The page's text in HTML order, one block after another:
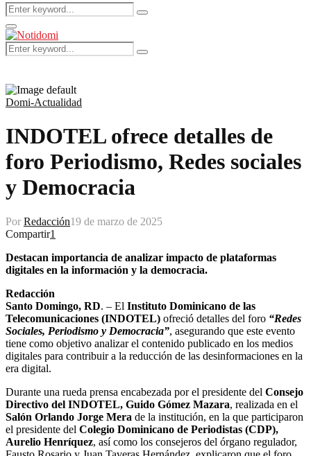
Search
for:
Search
Primary
Menu
Search
for:
Search
Domi-Actualidad
INDOTEL ofrece detalles de
foro Periodismo, Redes sociales
y Democracia
Por Redacción19 de marzo de 2025
Compartir1
Destacan importancia de analizar impacto de plataformas
digitales en la información y la democracia.
Redacción
Santo Domingo, RD. – El Instituto Dominicano de las
Telecomunicaciones (INDOTEL) ofreció detalles del foro “Redes
Sociales, Periodismo y Democracia”, asegurando que este evento
tiene como objetivo analizar el contenido publicado en los medios
digitales para contribuir a la reducción de las desinformaciones en la
era digital.
Durante una rueda prensa encabezada por el presidente del Consejo
Directivo del INDOTEL, Guido Gómez Mazara, realizada en el
Salón Orlando Jorge Mera de la institución, en la que participaron
el presidente del Colegio Dominicano de Periodistas (CDP),
Aurelio Henríquez, así como los consejeros del órgano regulador,